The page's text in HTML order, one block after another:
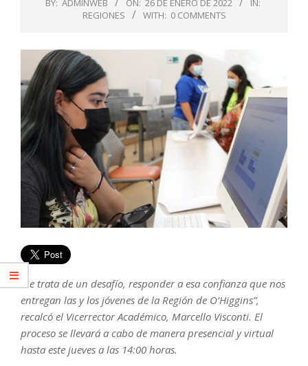
BY: ADMINWEB ON: 26 DE ENERO DE 2022
IN:
REGIONES
WITH: 0 COMMENTS
“Se trata de un desafío, responder a esa confianza que nos
entregan las y los jóvenes de la Región de O’Higgins”,
recalcó el Vicerrector Académico, Marcello Visconti. El
proceso se llevará a cabo de manera presencial y virtual
hasta este jueves a las 14:00 horas.